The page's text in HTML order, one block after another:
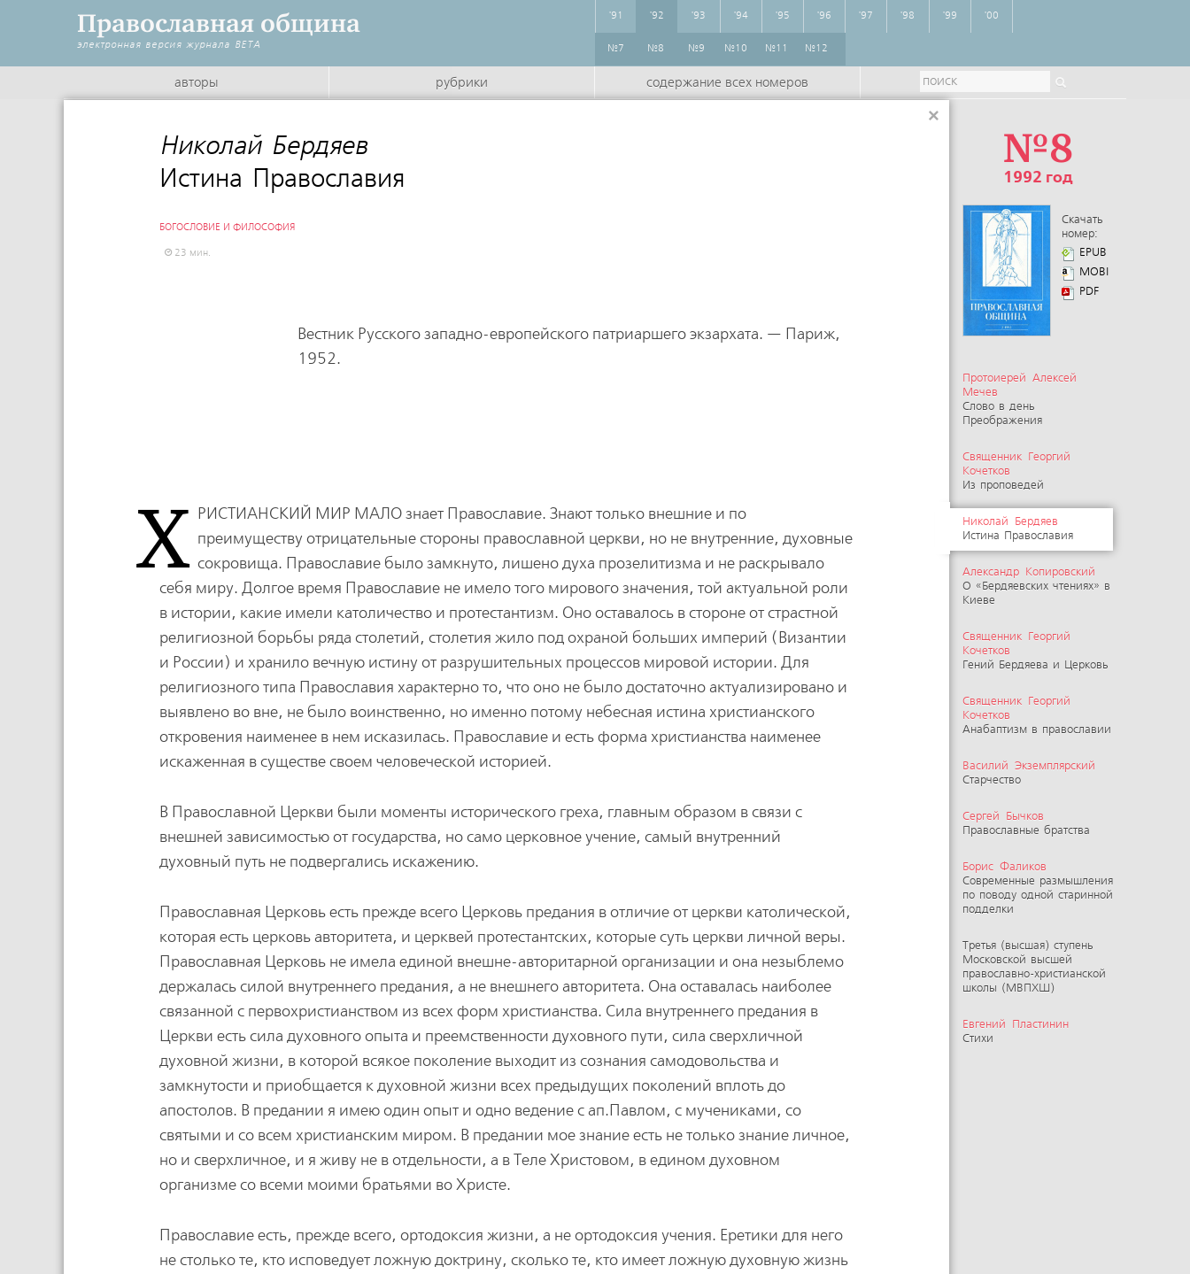
Православная община
электронная версия журнала BETA
'91 '92
№7 №8 №9 №10 №11 №12
'93 '94 '95 '96 '97 '98 '99 '00
авторы рубрики содержание всех номеров
№8
1992 год
Скачать
номер:
EPUB
MOBI
PDF
Протоиерей Алексей
Мечев
Слово в день
Преображения
Священник Георгий
Кочетков
Из проповедей
Николай Бердяев
Истина Православия
Александр Копировский
О «Бердяевских чтениях» в
Киеве
Священник Георгий
Кочетков
Гений Бердяева и Церковь
Священник Георгий
Кочетков
Анабаптизм в православии
Василий Экземплярский
Старчество
Сергей Бычков
Православные братства
Борис Фаликов
Современные размышления
по поводу одной старинной
подделки
Третья (высшая) ступень
Московской высшей
православно-христианской
школы (МВПХШ)
Евгений Пластинин
Стихи
Николай Бердяев
Истина Православия
БОГОСЛОВИЕ И ФИЛОСОФИЯ
23 мин.
Вестник Русского западно-европейского патриаршего экзархата. — Париж,
1952.
Х РИСТИАНСКИЙ МИР МАЛОзнает Православие. Знают только внешние и по
преимуществу отрицательные стороны православной церкви, но не внутренние, духовные
сокровища. Православие было замкнуто, лишено духа прозелитизма и не раскрывало
себя миру. Долгое время Православие не имело того мирового значения, той актуальной роли
в истории, какие имели католичество и протестантизм. Оно оставалось в стороне от страстной
религиозной борьбы ряда столетий, столетия жило под охраной больших империй (Византии
и России) и хранило вечную истину от разрушительных процессов мировой истории. Для
религиозного типа Православия характерно то, что оно не было достаточно актуализировано и
выявлено во вне, не было воинственно, но именно потому небесная истина христианского
откровения наименее в нем исказилась. Православие и есть форма христианства наименее
искаженная в существе своем человеческой историей.
В Православной Церкви были моменты исторического греха, главным образом в связи с
внешней зависимостью от государства, но само церковное учение, самый внутренний
духовный путь не подвергались искажению.
Православная Церковь есть прежде всего Церковь предания в отличие от церкви католической,
которая есть церковь авторитета, и церквей протестантских, которые суть церкви личной веры.
Православная Церковь не имела единой внешне-авторитарной организации и она незыблемо
держалась силой внутреннего предания, а не внешнего авторитета. Она оставалась наиболее
связанной с первохристианством из всех форм христианства. Сила внутреннего предания в
Церкви есть сила духовного опыта и преемственности духовного пути, сила сверхличной
духовной жизни, в которой всякое поколение выходит из сознания самодовольства и
замкнутости и приобщается к духовной жизни всех предыдущих поколений вплоть до
апостолов. В предании я имею один опыт и одно ведение с ап.Павлом, с мучениками, со
святыми и со всем христианским миром. В предании мое знание есть не только знание личное,
но и сверхличное, и я живу не в отдельности, а в Теле Христовом, в едином духовном
организме со всеми моими братьями во Христе.
Православие есть, прежде всего, ортодоксия жизни, а не ортодоксия учения. Еретики для него
не столько те, кто исповедует ложную доктрину, сколько те, кто имеет ложную духовную жизнь
×